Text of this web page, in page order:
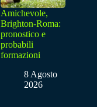
Amichevole,
Brighton-Roma:
pronostico e
probabili
formazioni
8 Agosto
2026